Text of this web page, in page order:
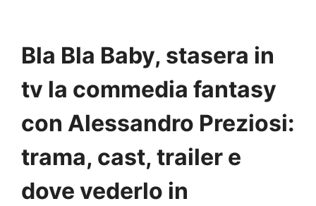
Bla Bla Baby, stasera in
tv la commedia fantasy
con Alessandro Preziosi:
trama, cast, trailer e
dove vederlo in